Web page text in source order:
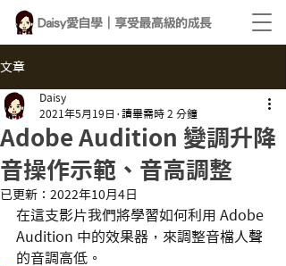
文章
Adobe Audition 變調升降
音操作示範、音高調整
Daisy
2021年5月19日
讀畢需時 2 分鐘
已更新： 2022年10月4日
在這支影片我們將學習如何利用 Adobe
Audition 中的效果器，來調整音檔人聲
的音調高低。